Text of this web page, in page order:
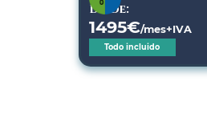
Desde:
1495€/mes+IVA
Todo incluido